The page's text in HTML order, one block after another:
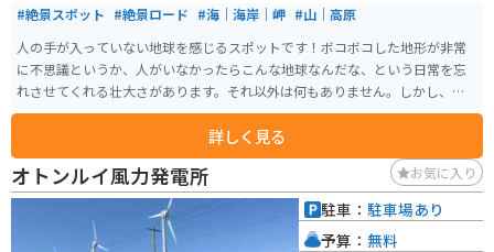
#絶景スポット #絶景ロード #海｜海岸｜岬 #山｜高原
人の手が入っていない地球を感じるスポットです！ボコボコした地形が非常
に不思議というか、人がいなかったらこんな地球なんだな、という日常を忘
れさせてくれる壮大さがあります。それ以外は何もありません。しかし、一
度は訪れて欲しいスポットです。
詳しく見る
オトンルイ風力発電所 お気に入り
駐車： 駐車場あり
予算： 無料